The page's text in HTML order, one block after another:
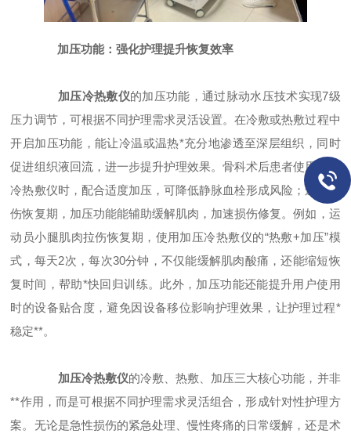
加压功能：强化护理提升恢复效率
加压冷热敷仪的加压功能，通过脉动水压技术实现7级
压力调节，可根据不同护理需求灵活设置。在冷敷或热敷过程中
开启加压功能，能让冷温或温热*充分地渗透至深层组织，同时
促进组织液回流，进一步提升护理效果。骨科术后患者使用加压
冷热敷仪时，配合适度加压，可降低静脉血栓形成风险；运动损
伤恢复期，加压功能能辅助缓解肌肉，加速损伤修复。例如，运
动员小腿肌肉拉伤恢复期，使用加压冷热敷仪的“热敷+加压”模
式，每天2次，每次30分钟，不仅能缓解肌肉酸痛，还能缩短恢
复时间，帮助*快回归训练。此外，加压功能还能提升用户使用
时的设备贴合度，避免因设备移位影响护理效果，让护理过程*
稳定**。
加压冷热敷仪的冷敷、热敷、加压三大核心功能，并非
**作用，而是可根据不同护理需求灵活组合，形成针对性护理方
案。无论是急性损伤的紧急处理、慢性疼痛的日常缓解，还是术